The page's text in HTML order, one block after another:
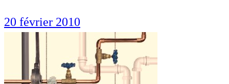
20 février 2010